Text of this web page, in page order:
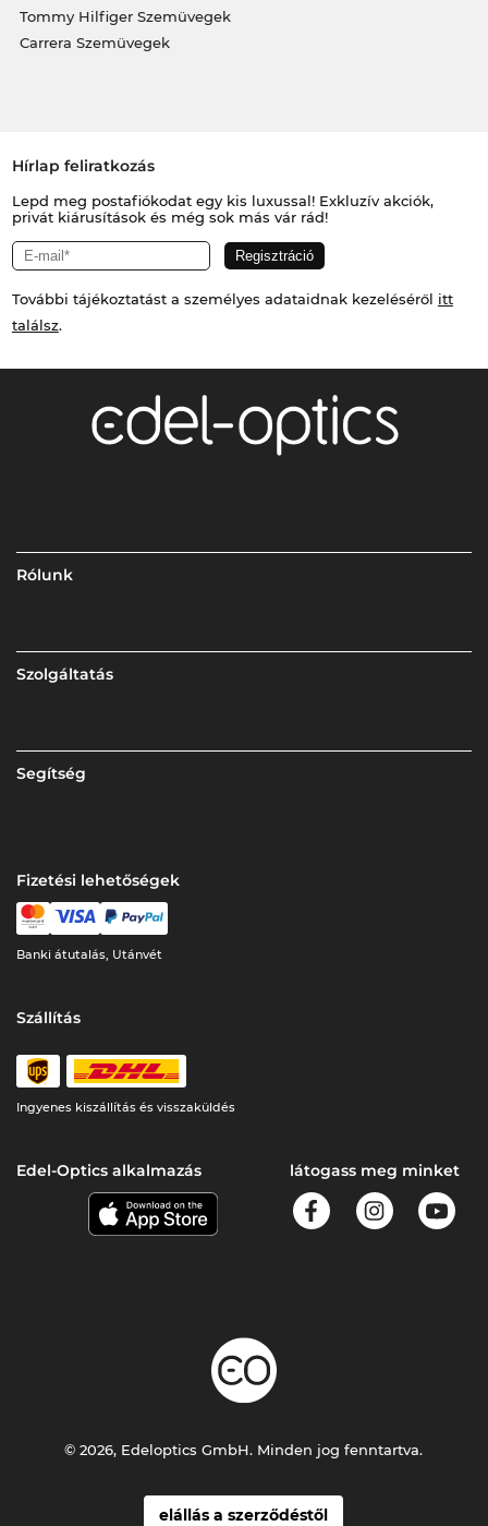
Tommy Hilfiger Szemüvegek
Carrera Szemüvegek
Hírlap feliratkozás
Lepd meg postafiókodat egy kis luxussal! Exkluzív akciók,
privát kiárusítások és még sok más vár rád!
További tájékoztatást a személyes adataidnak kezeléséről itt
találsz.
Rólunk
Szolgáltatás
Segítség
Fizetési lehetőségek
Banki átutalás, Utánvét
Szállítás
Ingyenes kiszállítás és visszaküldés
Edel-Optics alkalmazás látogass meg minket
elállás a szerződéstől
© 2026, Edeloptics GmbH. Minden jog fenntartva.